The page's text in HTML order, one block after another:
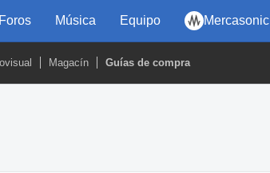
Foros Música Equipo Mercasonic
Magacín Guías de compra